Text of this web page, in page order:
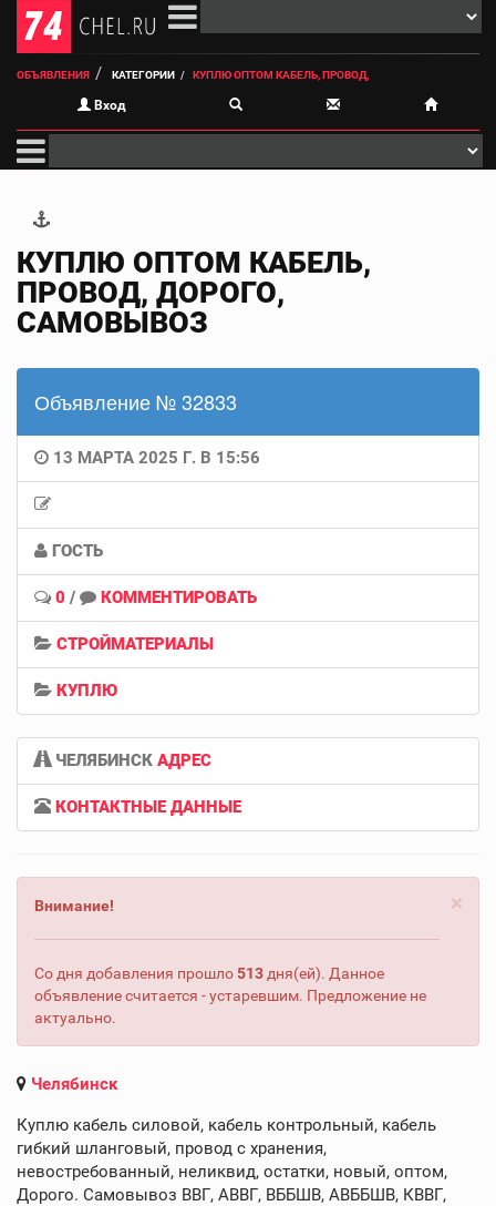
ОБЪЯВЛЕНИЯ КАТЕГОРИИ КУПЛЮ ОПТОМ КАБЕЛЬ, ПРОВОД,
Вход
КУПЛЮ ОПТОМ КАБЕЛЬ,
ПРОВОД, ДОРОГО,
САМОВЫВОЗ
Объявление № 32833
13 МАРТА 2025 Г. В 15:56
ГОСТЬ
0 / КОММЕНТИРОВАТЬ
СТРОЙМАТЕРИАЛЫ
КУПЛЮ
ЧЕЛЯБИНСК АДРЕС
КОНТАКТНЫЕ ДАННЫЕ
×
Внимание!
Со дня добавления прошло513 дня(ей). Данное
объявление считается - устаревшим. Предложение не
актуально.
Челябинск
Куплю кабель силовой, кабель контрольный, кабель
гибкий шланговый, провод с хранения,
невостребованный, неликвид, остатки, новый, оптом,
Дорого. Самовывоз ВВГ, АВВГ, ВББШВ, АВББШВ, КВВГ,